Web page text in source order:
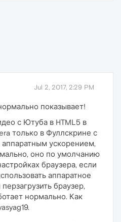
Jul 2, 2017, 2:29 PM
показывает!
с Ютуба в HTML5 в
только в Фуллскрине с
ускорением,
оно по умолчанию
браузера, если
аппаратное
браузер,
нормально. Как